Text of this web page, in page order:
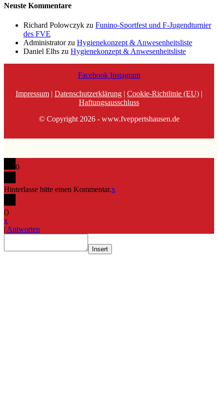
Neuste Kommentare
Richard Polowczyk zu Funino-Sportfest und F-Jugendturnier
des FVE
Administratorzu Hygienekonzept & Anwesenheitsliste
Daniel Elhs zu Hygienekonzept & Anwesenheitsliste
Facebook Instagram
Impressum | Datenschutzerklärung | Cookie-Richtlinie (EU) |
Haftungsausschluss
© Copyright 2026 - www.fveppertshausen.de
0
Hinterlasse bitte einen Kommentar.x
()
x
| Antworten
Insert